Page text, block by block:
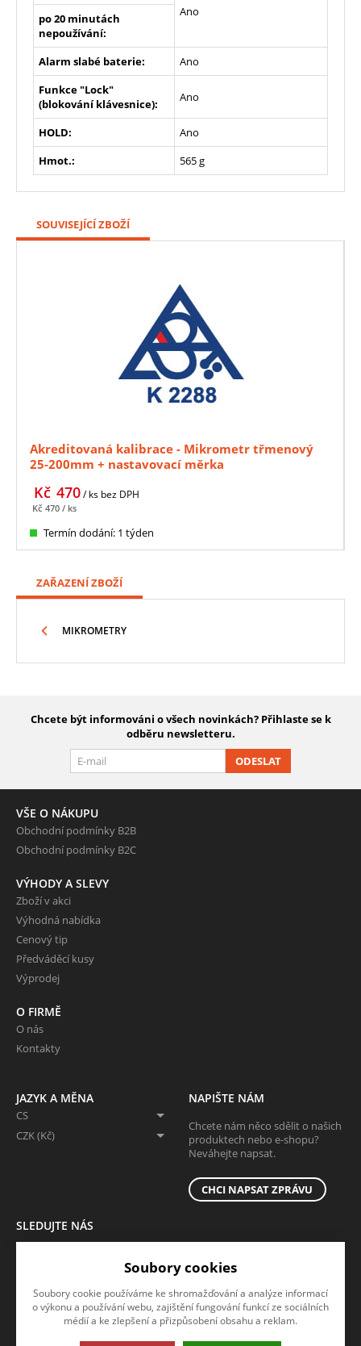
Ano
po 20 minutách
nepoužívání:
Alarm slabé baterie:
Ano
Funkce "Lock"
(blokování klávesnice):
Ano
HOLD:
Ano
Hmot.:
565 g
SOUVISEJÍCÍ ZBOŽÍ
Akreditovaná kalibrace - Mikrometr třmenový
25-200mm + nastavovací měrka
470
Kč / ks bez DPH
470
Kč / ks
Termín dodání: 1 týden
ZAŘAZENÍ ZBOŽÍ
MIKROMETRY
Chcete být informováni o všech novinkách? Přihlaste se k
odběru newsletteru.
ODESLAT
VŠE O NÁKUPU
Obchodní podmínky B2B
Obchodní podmínky B2C
VÝHODY A SLEVY
Zboží v akci
Výhodná nabídka
Cenový tip
Předváděcí kusy
Výprodej
O FIRMĚ
O nás
Kontakty
JAZYK A MĚNA
CS
CZK (Kč)
NAPIŠTE NÁM
Chcete nám něco sdělit o našich
produktech nebo e-shopu?
Neváhejte napsat.
CHCI NAPSAT ZPRÁVU
SLEDUJTE NÁS
Soubory cookies
Soubory cookie používáme ke shromažďování a analýze informací
o výkonu a používání webu, zajištění fungování funkcí ze sociálních
médií a ke zlepšení a přizpůsobení obsahu a reklam.